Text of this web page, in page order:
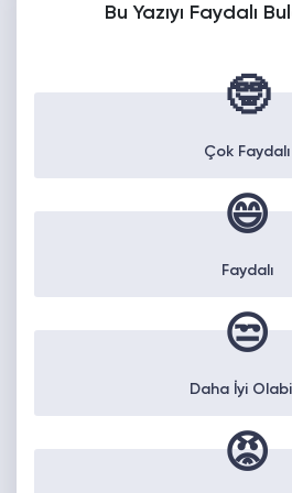
Bu Yazıyı Faydalı
🤓
Çok Faydalı
😄
Faydalı
😒
Daha İyi
😡